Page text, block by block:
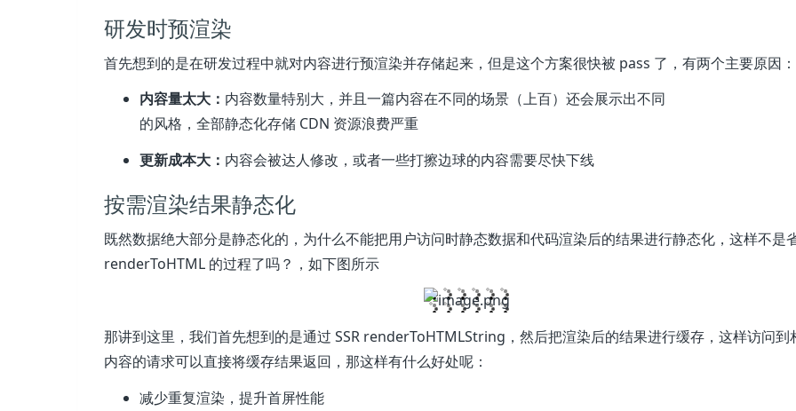
研发时预渲染
首先想到的是在研发过程中就对内容进行预渲染并存储起来，但是这个方案很快被 pass 了，有两个主要原因：
内容量太大： 内容数量特别大，并且一篇内容在不同的场景（上百）还会展示出不同
的风格，全部静态化存储 CDN 资源浪费严重
更新成本大： 内容会被达人修改，或者一些打擦边球的内容需要尽快下线
按需渲染结果静态化
既然数据绝大部分是静态化的，为什么不能把用户访问时静态数据和代码渲染后的结果进行静态化，这样不是
renderToHTML 的过程了吗？，如下图所示
那讲到这里，我们首先想到的是通过 SSR renderToHTMLString，然后把渲染后的结果进行缓存，这样访问到
内容的请求可以直接将缓存结果返回，那这样有什么好处呢：
减少重复渲染，提升首屏性能